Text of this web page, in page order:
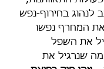
לנהוג בחירוף-נפש
את המחרף נפשו
את השפל
שנרגיל את